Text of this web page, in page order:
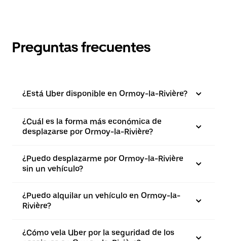
Preguntas frecuentes
¿Está Uber disponible en Ormoy-la-Rivière?
¿Cuál es la forma más económica de
desplazarse por Ormoy-la-Rivière?
¿Puedo desplazarme por Ormoy-la-Rivière
sin un vehículo?
¿Puedo alquilar un vehículo en Ormoy-la-
Rivière?
¿Cómo vela Uber por la seguridad de los